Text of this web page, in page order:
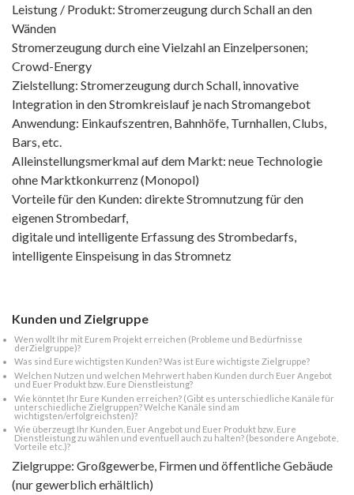
Leistung / Produkt: Stromerzeugung durch Schall an den
Wänden
Stromerzeugung durch eine Vielzahl an Einzelpersonen;
Crowd-Energy
Zielstellung: Stromerzeugung durch Schall, innovative
Integration in den Stromkreislauf je nach Stromangebot
Anwendung: Einkaufszentren, Bahnhöfe, Turnhallen, Clubs,
Bars, etc.
Alleinstellungsmerkmal auf dem Markt: neue Technologie
ohne Marktkonkurrenz (Monopol)
Vorteile für den Kunden: direkte Stromnutzung für den
eigenen Strombedarf,
digitale und intelligente Erfassung des Strombedarfs,
intelligente Einspeisung in das Stromnetz
Kunden und Zielgruppe
Wen wollt Ihr mit Eurem Projekt erreichen (Probleme und Bedürfnisse
derZielgruppe)?
Was sind Eure wichtigsten Kunden? Was ist Eure wichtigste Zielgruppe?
Welchen Nutzen und welchen Mehrwert haben Kunden durch Euer Angebot
und Euer Produkt bzw. Eure Dienstleistung?
Wie könntet Ihr Eure Kunden erreichen? (Gibt es unterschiedliche Kanäle für
unterschiedliche Zielgruppen? Welche Kanäle sind am
wichtigsten/erfolgreichsten)?
Wie überzeugt Ihr Kunden, Euer Angebot und Euer Produkt bzw. Eure
Dienstleistung zu wählen und eventuell auch zu halten? (besondere Angebote,
Vorteile etc.)?
Zielgruppe: Großgewerbe, Firmen und öffentliche Gebäude
(nur gewerblich erhältlich)